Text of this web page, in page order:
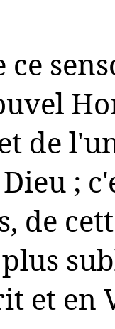
ce
de
;
de
et en